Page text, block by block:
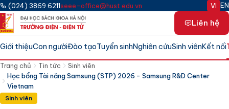
Bỏ qua tới nội dung chính
(024) 3869 6211seee-office@hust.edu.vn VI EN
Liên hệ
Giới thiệuCon ngườiĐào tạoTuyển sinhNghiên cứuSinh viênKết nối
Trang chủ Tin tức
Sinh viên
Học bổng Tài năng Samsung (STP) 2026 - Samsung R&D Center
Vietnam
Sinh viên